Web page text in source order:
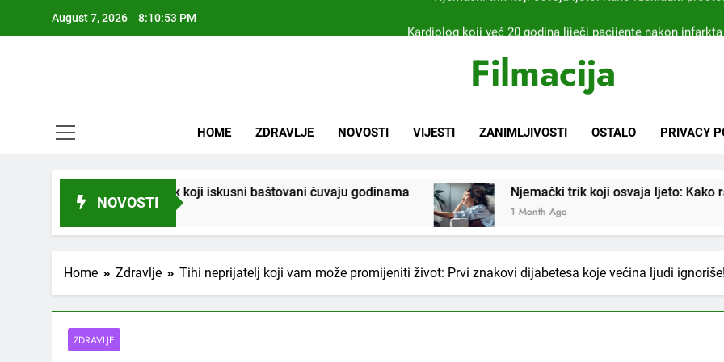
August 7, 2026 8:10:55 PM
praktikujem
Samo 1 kašičica u litru vode i čak će se i “suhi štap” ukorijeniti!
Nikada se ne bi sjetili: Sve fleke sa odjeće
Filmacija
HOME ZDRAVLJE NOVOSTI VIJESTI ZANIMLJIVOSTI OSTALO PRIVACY
NOVOSTI
trik koji iskusni baštovani čuvaju godinama Njemački trik koji osvaja ljeto: Kako rashladiti prostoriju
1 Month Ago
Home Zdravlje Tihi neprijatelj koji vam može promijeniti život: Prvi znakovi dijabetesa koje većina ljudi ignoriše!
ZDRAVLJE